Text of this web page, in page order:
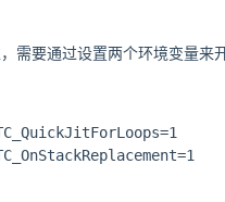
需要通过设置两个环境变量来